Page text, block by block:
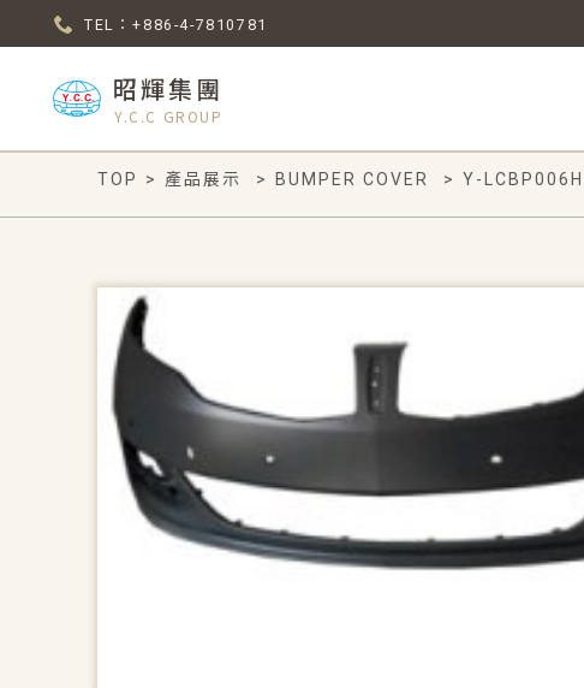
TEL：+886-4-7810781
昭輝集團
Y.C.C GROUP
TOP > 產品展示 > BUMPER COVER > Y-